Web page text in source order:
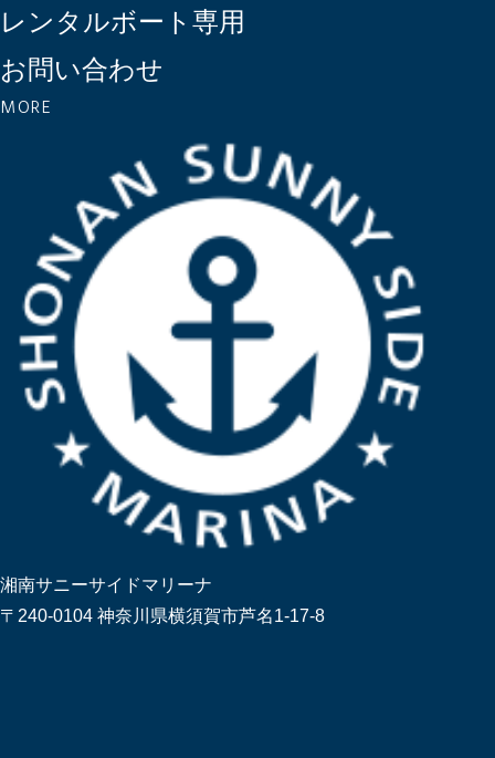
レンタルボート専用
お問い合わせ
MORE
湘南サニーサイドマリーナ
〒240-0104 神奈川県横須賀市芦名1-17-8